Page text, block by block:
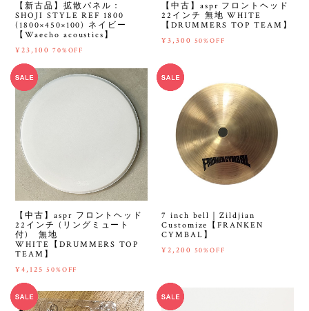
【新古品】拡散パネル：
SHOJI STYLE REF 1800
(1800×450×100) ネイビー
【Waecho acoustics】
¥23,100 70%OFF
【中古】aspr フロントヘッド
22インチ 無地 WHITE
【DRUMMERS TOP TEAM】
¥3,300 50%OFF
【中古】aspr フロントヘッド
22インチ (リングミュート
付) 無地
WHITE【DRUMMERS TOP
TEAM】
¥4,125 50%OFF
7 inch bell｜Zildjian
Customize【FRANKEN
CYMBAL】
¥2,200 50%OFF